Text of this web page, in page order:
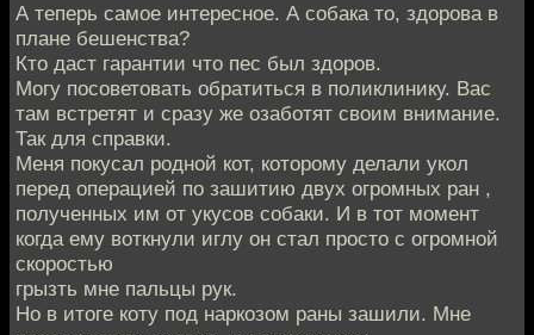
А теперь самое интересное. А собака то, здорова в
плане бешенства?
Кто даст гарантии что пес был здоров.
Могу посоветовать обратиться в поликлинику. Вас
там встретят и сразу же озаботят своим внимание.
Так для справки.
Меня покусал родной кот, которому делали укол
перед операцией по зашитию двух огромных ран ,
полученных им от укусов собаки. И в тот момент
когда ему воткнули иглу он стал просто с огромной
скоростью
грызть мне пальцы рук.
Но в итоге коту под наркозом раны зашили. Мне